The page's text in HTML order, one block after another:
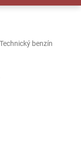
Technický benzín